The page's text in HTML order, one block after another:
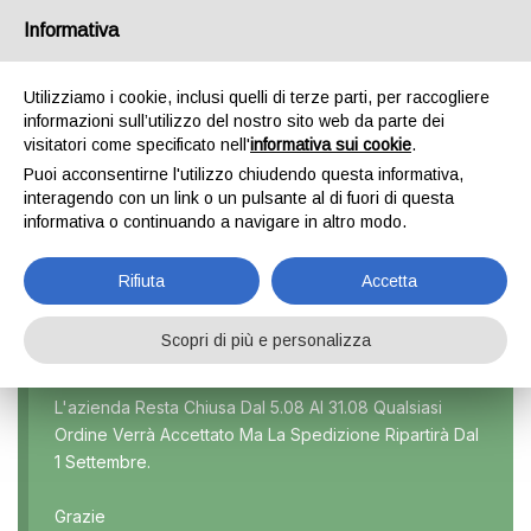
GRAND CHEROKEE
Home Prodotti taggati “Grand Cherokee”
Marca
Modello
L'azienda Resta Chiusa Dal 5.08 Al 31.08 Qualsiasi
Ordine Verrà Accettato Ma La Spedizione Ripartirà Dal
1 Settembre.
Grazie
Informativa
Utilizziamo i cookie, inclusi quelli di terze parti, per raccogliere
informazioni sull’utilizzo del nostro sito web da parte dei
visitatori come specificato nell'informativa sui cookie.
Puoi acconsentirne l'utilizzo chiudendo questa informativa,
interagendo con un link o un pulsante al di fuori di questa
informativa o continuando a navigare in altro modo.
Rifiuta Accetta
Scopri di più e personalizza